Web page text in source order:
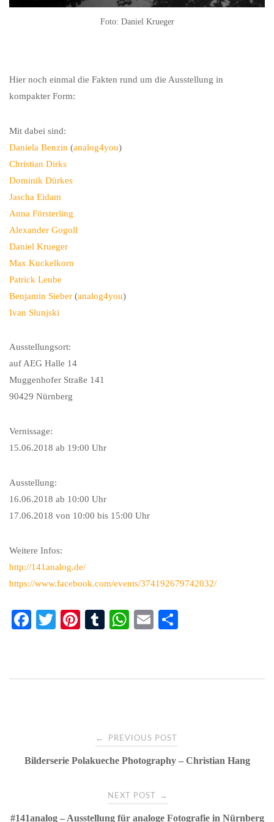
Foto: Daniel Krueger
Hier noch einmal die Fakten rund um die Ausstellung in
kompakter Form:
Mit dabei sind:
Daniela Benzin (analog4you)
Christian Dirks
Dominik Dürkes
Jascha Eidam
Anna Försterling
Alexander Gogoll
Daniel Krueger
Max Kuckelkorn
Patrick Leube
Benjamin Sieber (analog4you)
Ivan Slunjski
Ausstellungsort:
auf AEG Halle 14
Muggenhofer Straße 141
90429 Nürnberg
Vernissage:
15.06.2018 ab 19:00 Uhr
Ausstellung:
16.06.2018 ab 10:00 Uhr
17.06.2018 von 10:00 bis 15:00 Uhr
Weitere Infos:
http://141analog.de/
https://www.facebook.com/events/374192679742032/
Fa T
Pi
T
W
E
navigation
← PREVIOUS POST
Bilderserie Polakueche Photography – Christian Hang
NEXT POST →
#141analog – Ausstellung für analoge Fotografie in Nürnberg